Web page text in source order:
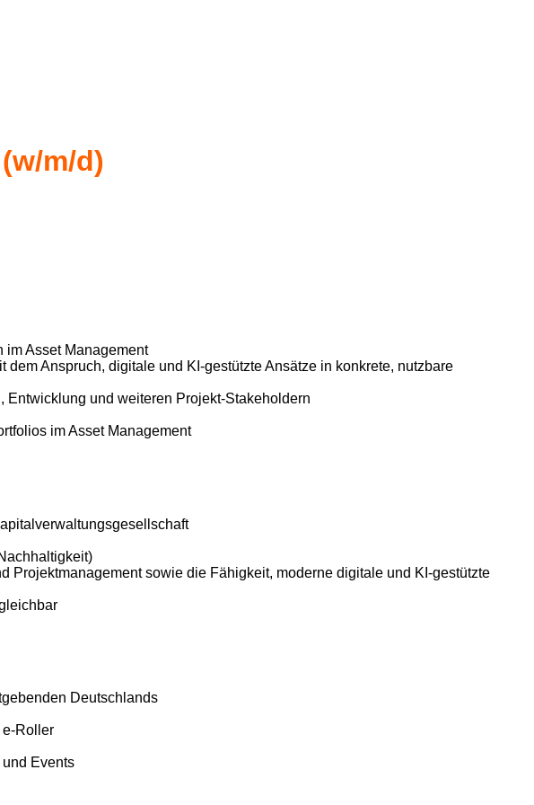
m/d)
Asset Management
Anspruch, digitale und KI-gestützte Ansätze in konkrete, nutzbare
Entwicklung und weiteren Projekt-Stakeholdern
im Asset Management
Projektmanagement sowie die Fähigkeit, moderne digitale und KI-gestützte
Deutschlands
e-Roller
Events